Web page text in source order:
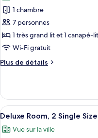
Bed,
2
Single
Size
Beds,
Haram
Suite,
Double
Size
Single
Size
View
pour
ce
type
de
chambre :
Deluxe
Suite,
Double
Size
1 chambre
7 personnes
1 très grand lit et 1 canapé-
Wi-Fi gratuit
Plus de détails
Plus
le
type
de
Deluxe
Afficher
toutes
les
7
Deluxe Room, 2 Single
Vue sur la ville